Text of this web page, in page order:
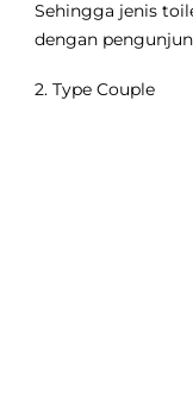
Sehingga jenis
dengan
2. Type Couple